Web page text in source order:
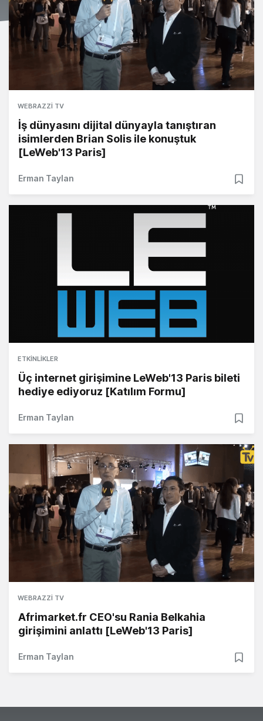
WEBRAZZI TV
İş dünyasını dijital dünyayla tanıştıran
isimlerden Brian Solis ile konuştuk
[LeWeb'13 Paris]
Erman Taylan
ETKINLIKLER
Üç internet girişimine LeWeb'13 Paris bileti
hediye ediyoruz [Katılım Formu]
Erman Taylan
WEBRAZZI TV
Afrimarket.fr CEO'su Rania Belkahia
girişimini anlattı [LeWeb'13 Paris]
Erman Taylan